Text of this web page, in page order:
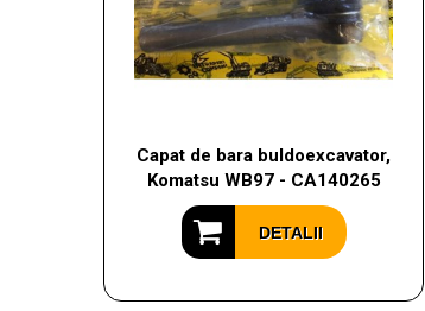
Capat de bara buldoexcavator,
Komatsu WB97 - CA140265
DETALII